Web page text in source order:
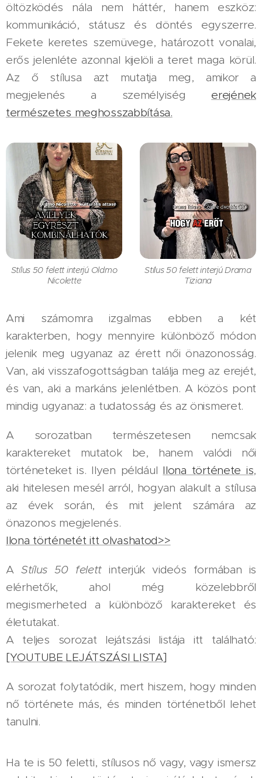
öltözködés nála nem háttér, hanem eszköz:
kommunikáció, státusz és döntés egyszerre.
Fekete keretes szemüvege, határozott vonalai,
erős jelenléte azonnal kijelöli a teret maga körül.
Az ő stílusa azt mutatja meg, amikor a
megjelenés a személyiség erejének
természetes meghosszabbítása.
Stílus 50 felett interjú Oldmo
Nicolette
Stílus 50 felett interjú Drama
Tiziana
Ami számomra izgalmas ebben a két
karakterben, hogy mennyire különböző módon
jelenik meg ugyanaz az érett női önazonosság.
Van, aki visszafogottságban találja meg az erejét,
és van, aki a markáns jelenlétben. A közös pont
mindig ugyanaz: a tudatosság és az önismeret.
A sorozatban természetesen nemcsak
karaktereket mutatok be, hanem valódi női
történeteket is. Ilyen például Ilona története is,
aki hitelesen mesél arról, hogyan alakult a stílusa
az évek során, és mit jelent számára az
önazonos megjelenés.
Ilona történetét itt olvashatod>>
A Stílus 50 felett interjúk videós formában is
elérhetők, ahol még közelebbről
megismerheted a különböző karaktereket és
életutakat.
A teljes sorozat lejátszási listája itt található:
[YOUTUBE LEJÁTSZÁSI LISTA]
A sorozat folytatódik, mert hiszem, hogy minden
nő története más, és minden történetből lehet
tanulni.
Ha te is 50 feletti, stílusos nő vagy, vagy ismersz